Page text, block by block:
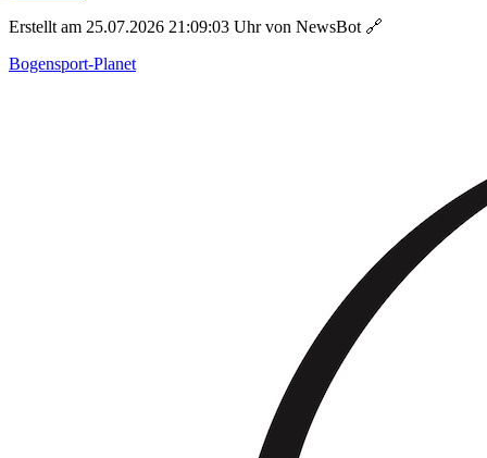
Erstellt am 25.07.2026 21:09:03 Uhr von NewsBot 🔗
Bogensport-Planet